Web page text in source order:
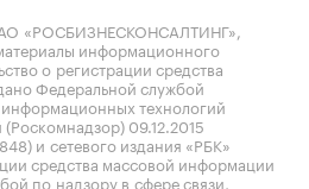
«РОСБИЗНЕСКОНСАЛТИНГ»,
информационного
о регистрации средства
Федеральной службой
технологий
09.12.2015
и сетевого издания «РБК»
средства массовой информации
по надзору в сфере связи,